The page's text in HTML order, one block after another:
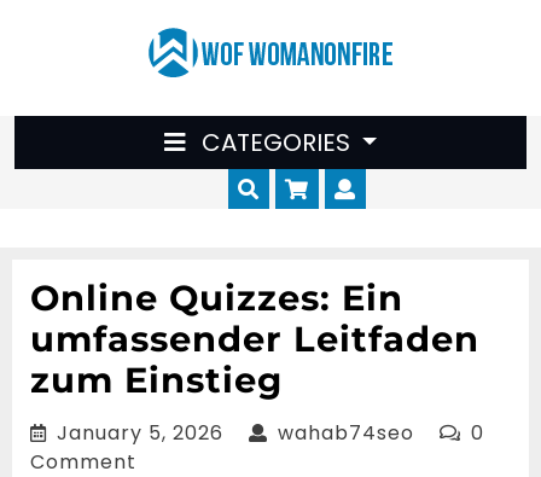
CATEGORIES
Cart
Online Quizzes: Ein
umfassender Leitfaden
zum Einstieg
January 5, 2026 Januarywahab74seo
0
Comment